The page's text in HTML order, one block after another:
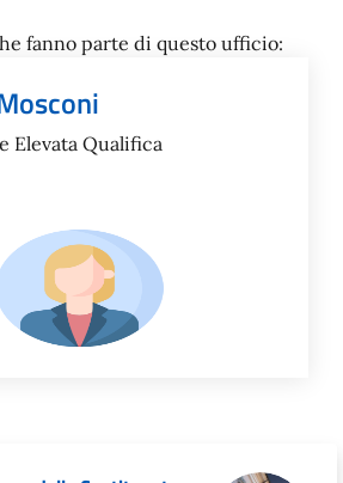
fanno parte di questo ufficio:
Elevata Qualifica